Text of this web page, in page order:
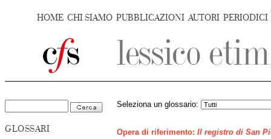
HOME CHI SIAMO PUBBLICAZIONI AUTORI PERIODICI
GLOSSARI
Seleziona un glossario:
Opera di riferimento: Il registro di San